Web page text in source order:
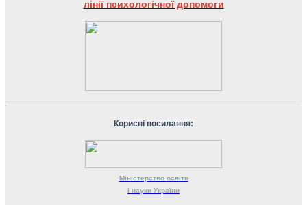
лінії психологічної допомоги
Корисні посилання:
Міністерство освіти
і науки України